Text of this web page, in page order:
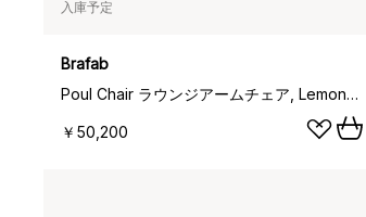
入庫予定
Brafab
Poul Chair ラウンジアームチェア, Lemon-off white
￥50,200